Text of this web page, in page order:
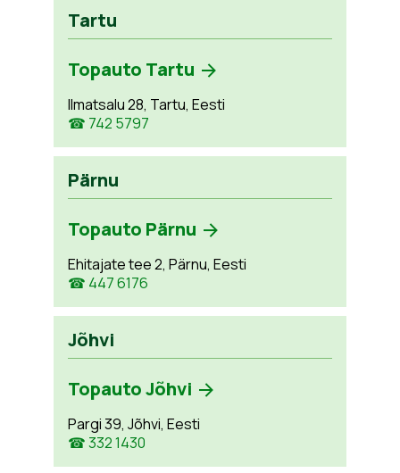
Tartu
Topauto Tartu
Ilmatsalu 28, Tartu, Eesti
☎ 742 5797
Pärnu
Topauto Pärnu
Ehitajate tee 2, Pärnu, Eesti
☎ 447 6176
Jõhvi
Topauto Jõhvi
Pargi 39, Jõhvi, Eesti
☎ 332 1430